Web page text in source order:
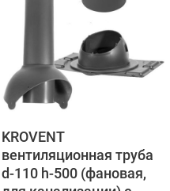
KROVENT
вентиляционная труба
d-110 h-500 (фановая,